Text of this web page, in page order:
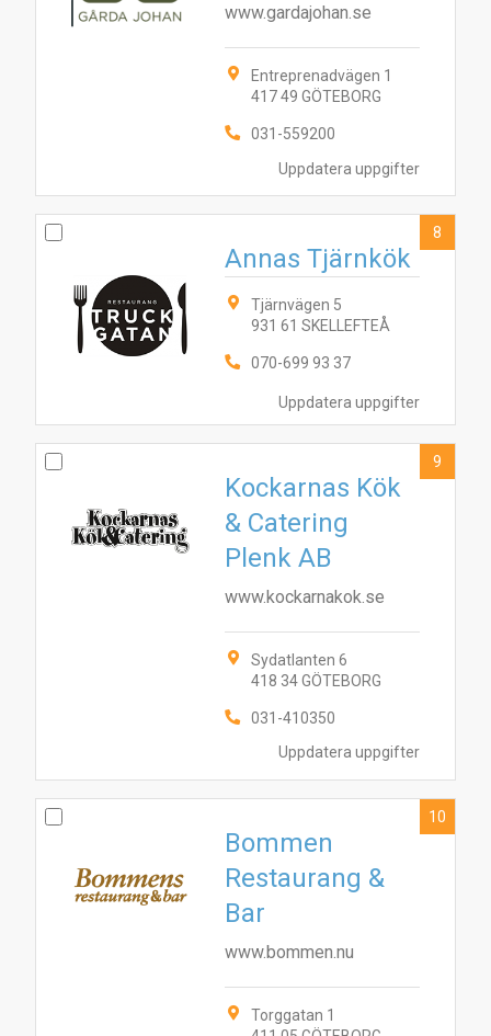
Uppdatera uppgifter
www.gardajohan.se
Entreprenadvägen 1
417 49 GÖTEBORG
031-559200
Uppdatera uppgifter
Annas Tjärnkök
Tjärnvägen 5
931 61 SKELLEFTEÅ
070-699 93 37
8
Uppdatera uppgifter
Kockarnas Kök
& Catering
Plenk AB
www.kockarnakok.se
Sydatlanten 6
418 34 GÖTEBORG
031-410350
9
Bommen
Restaurang &
Bar
www.bommen.nu
Torggatan 1
10